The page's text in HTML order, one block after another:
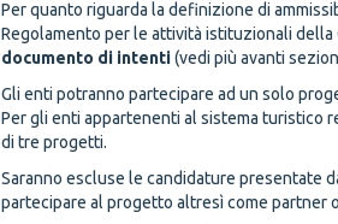
Per quanto riguarda la definizione di
Regolamento per le attività istituzionali
documento di intenti(vedi più avanti
Gli enti potranno partecipare ad un solo
Per gli enti appartenenti al sistema turistico
di tre progetti.
Saranno escluse le candidature presentate
partecipare al progetto altresì come partner